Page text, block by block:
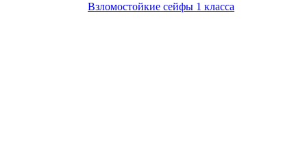
Взломостойкие сейфы 1 класса